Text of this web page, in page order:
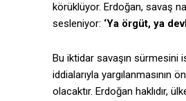
körüklüyor. Erdoğan, savaş
sesleniyor: ‘Ya örgüt, ya
Bu iktidar savaşın sürmesini
iddialarıyla yargılanmasının
olacaktır. Erdoğan haklıdır,